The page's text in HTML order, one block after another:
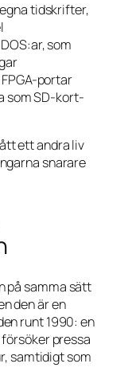
tidskrifter,
som
portar
som SD-kort-
ett andra liv
snarare
på samma sätt
den är en
runt 1990: en
pressa
samtidigt som